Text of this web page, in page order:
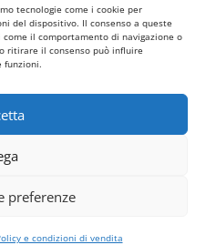
tecnologie come i cookie per
del dispositivo. Il consenso a queste
il comportamento di navigazione o
ritirare il consenso può influire
funzioni.
preferenze
e condizioni di vendita